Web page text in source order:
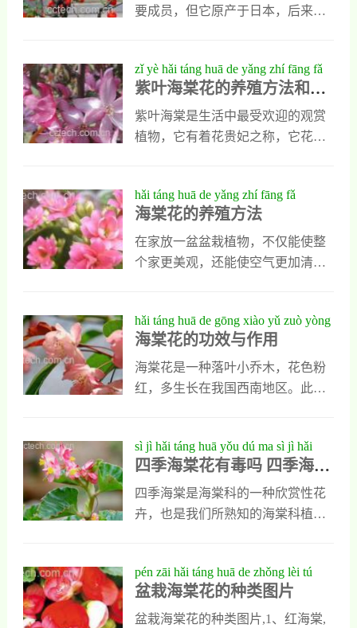
合作为栽培基质，效果较好。 二、
环境温度养殖臭海棠花的时候，一
在夏天要进行适当的降温处理，而
且要遮阴防晒，而进入冬天以后则
要进行适当的保暖，防止温度过
低，影响它的正常生长。2、土壤和
生长在疏松肥
要成员，但它原产于日本，后来才
区中，也能制成盆栽养殖，不过大
家在养殖日本海棠花时，一定要了
解它的正确养殖方法，而且要知道
它在养殖过程中有哪些注意事项。
制营养土，这种植物喜欢疏松肥沃
的微酸性土壤，在养殖的时候可以
用河沙和腐叶土还有木屑等材料自
己配制营养土，配制的营养土中还
养殖日本海棠花环
zǐ yè hǎi táng huā de yǎng zhí fāng fǎ
hé zhù yì shì xiàng
紫叶海棠花的养殖方法和注
意事项
紫叶海棠是生活中最受欢迎的观赏
植物，它有着花贵妃之称，它花色
种植物比较娇贵，养殖时一定要注
意方式法，下面是专业人士对它养
殖方法的具体介绍，它不但能告诉
大家紫叶海棠花应该怎么养，还能
方式职业海棠可以通过嫁接分株，
跟插以及压条等多种方式进行繁
殖，根插的成活率最高，它适合在
每年2到3月份进行，应该选择那些
分，一个月
hǎi táng huā de yǎng zhí fāng fǎ
海棠花的养殖方法
在家放一盆盆栽植物，不仅能使整
个家更美观，还能使空气更加清
道清香，而且海棠的叶面光亮，四
季常绿，非常适合室内种植，下面
就由小编来为大家介绍一下海棠花
的养殖方法吧。海棠花的养殖方法
但过了零下30度就要注意采取保护
措施了。2.阳光。海棠喜阳，适合
在阳光充足的环境中生长，所以不
适合放在阴凉的地方养殖。3.浇
hǎi táng huā de gōng xiào yǔ zuò yòng
海棠花的功效与作用
海棠花是一种落叶小乔木，花色粉
红，多生长在我国西南地区。此植
渊源的植物，到底它能为我们提供
多少的价值呢海棠花的功效与作用
1、海棠花的食用价值海棠花结出的
果实称作海棠果，该果子味道酸
的维生素有机酸，能有效地助消
化。2、海棠花的观赏价值海棠花姿
态俊俏，色彩粉嫩，在呈现一幅雍
sì jì hǎi táng huā yǒu dú ma sì jì hǎi
táng huā tú piàn hé zī liào
四季海棠花有毒吗 四季海棠
花图片和资料
四季海棠是海棠科的一种欣赏性花
卉，也是我们所熟知的海棠科植物
亮，整体花朵又形成了团簇状，且
一年四季皆美艳绽放。所以深受人
们喜爱。加上四季海棠捎带一些清
pén zāi hǎi táng huā de zhǒng lèi tú
piàn
盆栽海棠花的种类图片
盆栽海棠花的种类图片,1、红海棠,